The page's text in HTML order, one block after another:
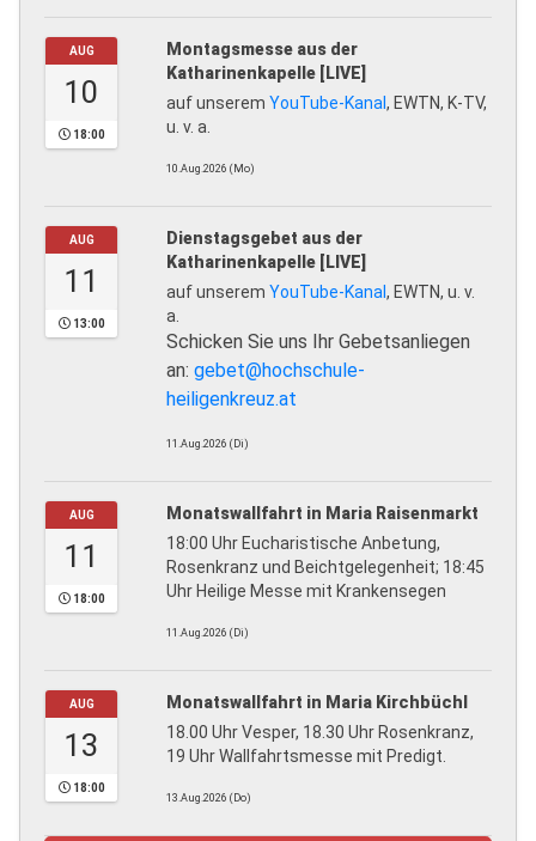
AUG
10
18:00
Montagsmesse aus der
Katharinenkapelle [LIVE]
auf unserem YouTube-Kanal , EWTN, K-TV,
u. v. a.
10.Aug.2026 (Mo)
AUG
11
13:00
Dienstagsgebet aus der
Katharinenkapelle [LIVE]
auf unserem YouTube-Kanal , EWTN, u. v.
a.
Schicken Sie uns Ihr Gebetsanliegen
an: gebet@hochschule-
heiligenkreuz.at
11.Aug.2026 (Di)
AUG
11
18:00
Monatswallfahrt in Maria Raisenmarkt
18:00 Uhr Eucharistische Anbetung,
Rosenkranz und Beichtgelegenheit; 18:45
Uhr Heilige Messe mit Krankensegen
11.Aug.2026 (Di)
AUG
13
18:00
Monatswallfahrt in Maria Kirchbüchl
18.00 Uhr Vesper, 18.30 Uhr Rosenkranz,
19 Uhr Wallfahrtsmesse mit Predigt.
13.Aug.2026 (Do)